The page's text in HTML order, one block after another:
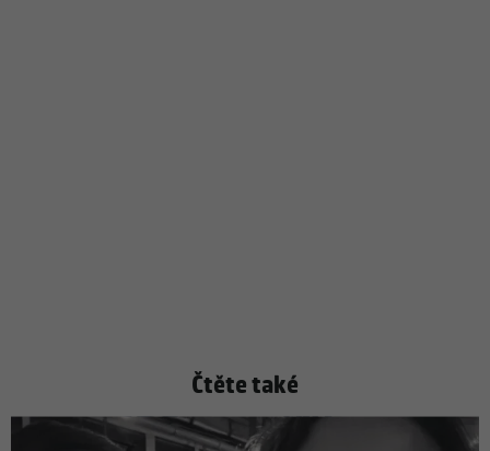
Čtěte také